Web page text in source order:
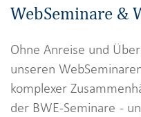
WebSeminare &
Ohne Anreise und
unseren
komplexer
der BWE-Seminare -